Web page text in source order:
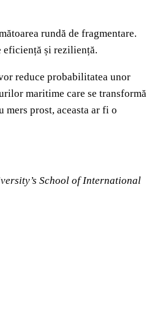
rundă de fragmentare.
eficiență și reziliență.
reduce probabilitatea unor
maritime care se transformă
prost, aceasta ar fi o
School of International